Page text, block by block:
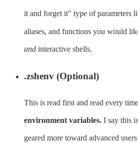
it and forget it" type of parameters
aliases, and functions you would
and interactive shells.
.zshenv (Optional)
This is read first and read every
environment variables. I say this
geared more toward advanced